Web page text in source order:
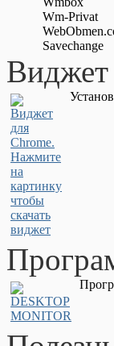
Wm-Privat
Savechange
Виджет